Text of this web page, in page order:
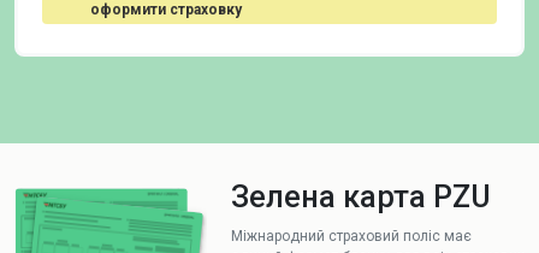
оформити страховку
Зелена карта PZU
Міжнародний страховий поліс має